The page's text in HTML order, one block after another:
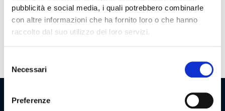
pubblicità e social media, i quali potrebbero combinarle
con altre informazioni che ha fornito loro o che hanno
raccolto dal suo utilizzo dei loro servizi.
delNecessari
Preferenze